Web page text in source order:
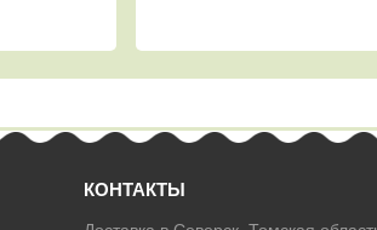
КОНТАКТЫ